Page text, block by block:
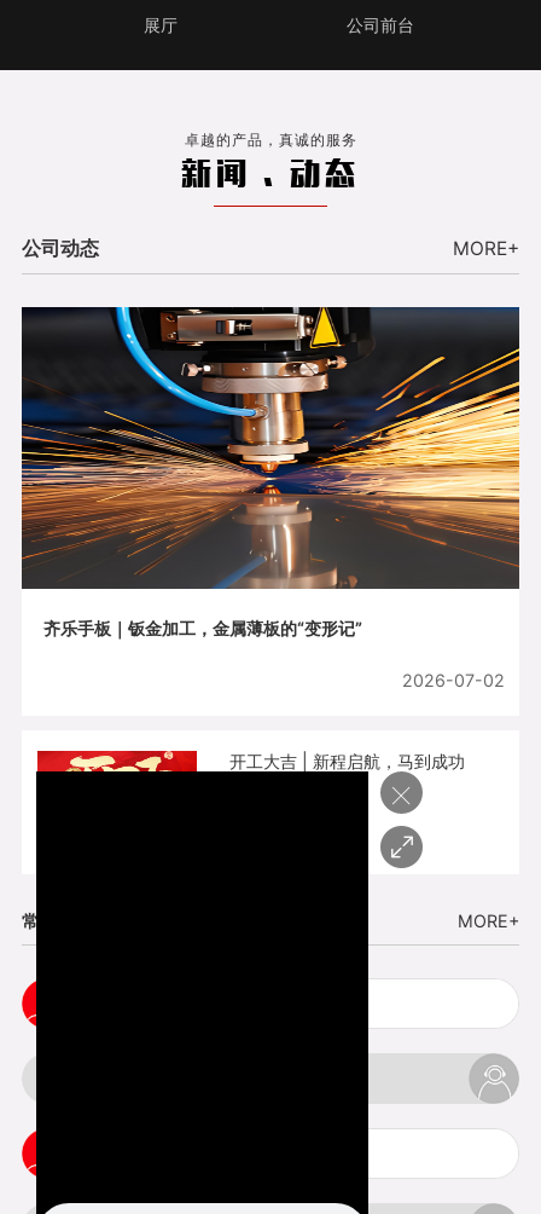
展厅 公司前台
卓越的产品，真诚的服务
新闻 . 动态
公司动态 MORE+
齐乐手板｜钣金加工，金属薄板的“变形记”
2026-07-02
开工大吉 | 新程启航，马到成功
常见问题 MORE+
×